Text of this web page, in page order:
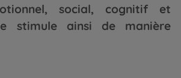
social, cognitif et
stimule ainsi de manière